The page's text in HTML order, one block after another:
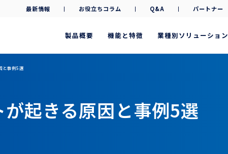
製品概要 機能と特徴 業種別ソリューション
最新情報 お役立ちコラム Q&A パートナー
と事例5選
起きる原因と事例5選